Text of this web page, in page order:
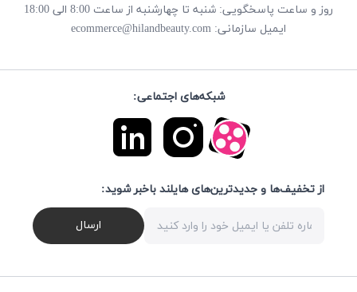
روز و ساعت پاسخگویی: شنبه تا چهارشنبه از ساعت 8:00 الی 18:00
ایمیل سازمانی: ecommerce@hilandbeauty.com
شبکه‌های اجتماعی:
از تخفیف‌ها و جدیدترین‌های هایلند باخبر شوید:
ارسال